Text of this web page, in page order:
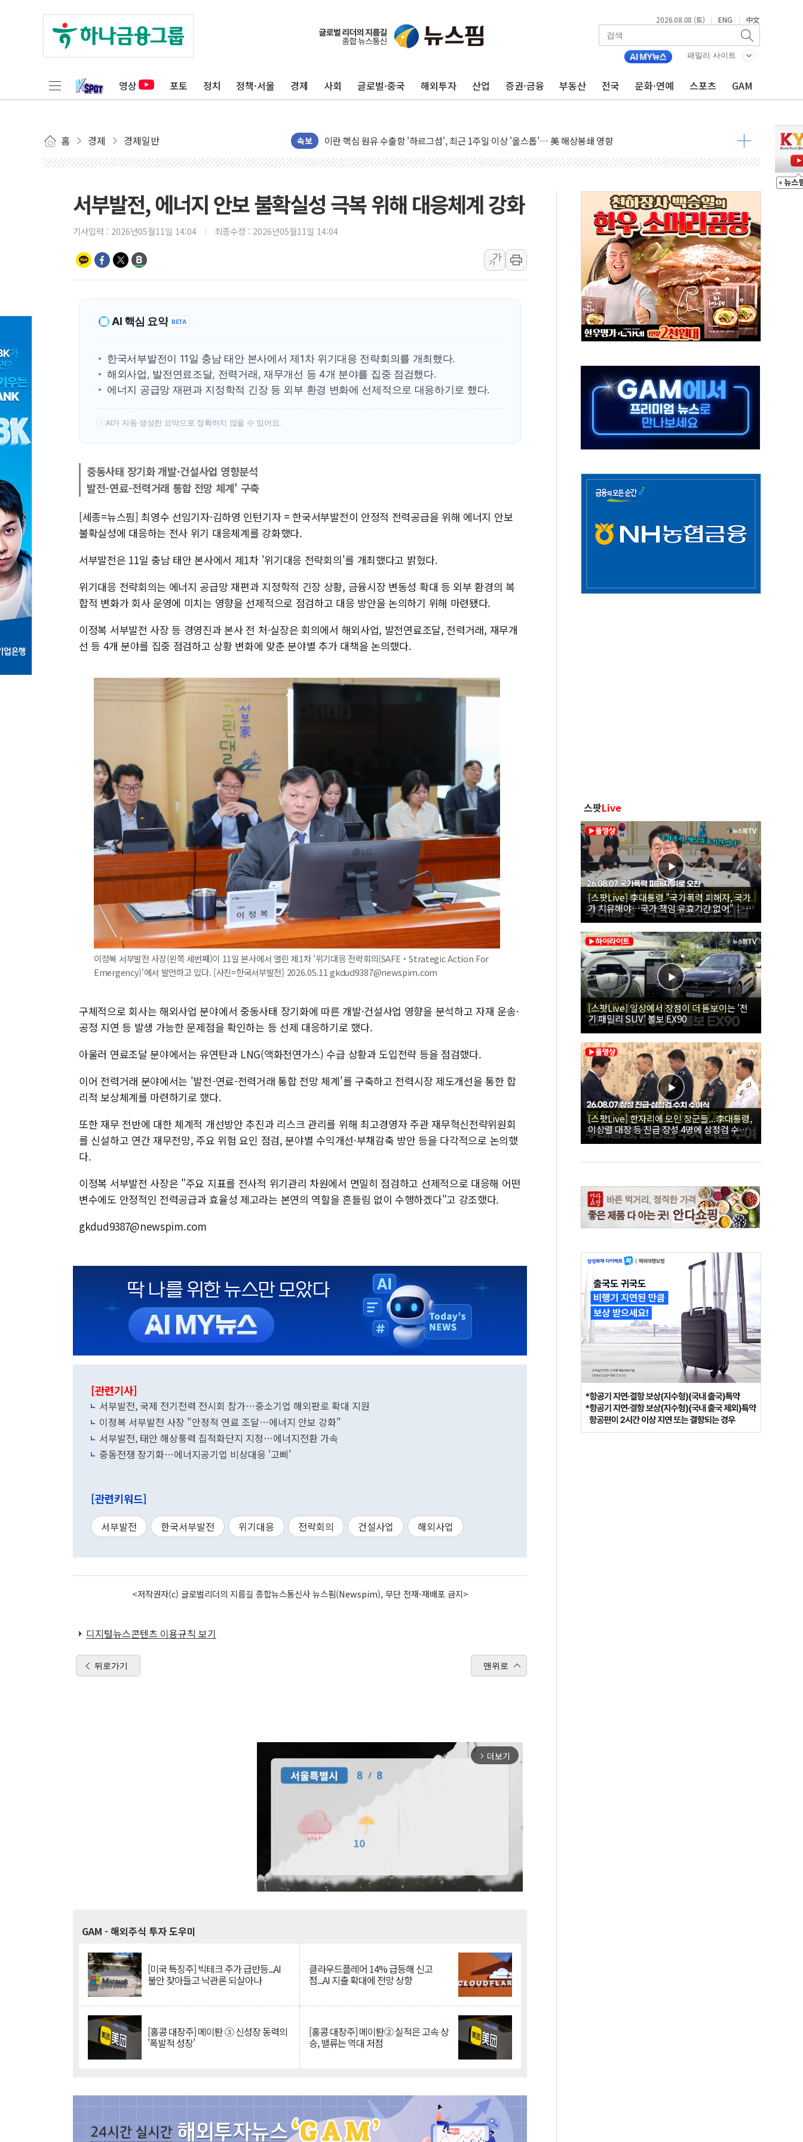
2026.08.08 (토) | ENG | 中文
패밀리 사이트
영상 포토 정치 정책·서울 경제 사회 글로벌·중국 해외투자 산업 증권·금융 부동산 전국 문화·연예 스포츠 GAM
홈 경제 경제일반 속보
유럽증시, 美 고용 예상 밖 부진에 연준 금리 인상 가능성 낮아지며 상승… STOXX 600 지수는 나흘 연속 최고치
미 연준 매파 기세 꺾이나…고용 감소에 9월 동결 전망 우세
트럼프, 백신·자폐증 행정명령 검토…"이르면 다음 주"
美 항소법원, 백악관 무도회장 공사 중단 명령…트럼프 제동
美 고용 쇼크에 엔화 장중 급등…시장은 "또 개입했나" 촉각
[AI MY 뉴스] 뉴욕 반도체주 프리뷰...美 고용 쇼크에 반도체주 '활짝'
[종합] 美 7월 고용 2만3000명 감소 '쇼크'…9월 금리 인상 기대 후퇴
[사진] 이슬람 수니파 3개국, 공동방위협정 체결
뉴욕증시 개장 전 특징주...아틀라시안·클라우드플레어·태양광주↑ VS 트레이드데스크·웬디스↓
보훈부, 미 DPAA와 MOU… "6·25 미군 실종자 7359명 끝까지 찾겠다"
트럼프 "금리 내려야"…파월 때와 달리 워시엔 톤 낮춰
특정 정치인 측근 포항시 정책특보 내정설...포항시 '시끌'
李 "해남 태양광, 대한민국 다음 100년 밑거름…수도권 집중 완화 전환점"
李 대통령, '6시간 마라톤 부동산 2차 회의' 주재… "전폭적 공급 확대·속도전 총력"
[사진] 빈살만과 에르도안의 만남
이란와이어 "이란 최고지도자 위독…곧 사망해도 놀랍지 않아"
서부발전, 에너지 안보 불확실성 극복 위해 대응체계 강화
기사입력 : 2026년05월11일 14:04 최종수정 : 2026년05월11일 14:04
가
가
AI 핵심 요약 BETA
한국서부발전이 11일 충남 태안 본사에서 제1차 위기대응 전략회의를 개최했다.
해외사업, 발전연료조달, 전력거래, 재무개선 등 4개 분야를 집중 점검했다.
에너지 공급망 재편과 지정학적 긴장 등 외부 환경 변화에 선제적으로 대응하기로 했다.
! AI가 자동 생성한 요약으로 정확하지 않을 수 있어요.
중동사태 장기화 개발·건설사업 영향분석
발전-연료-전력거래 통합 전망 체계' 구축
[세종=뉴스핌] 최영수 선임기자·김하영 인턴기자 = 한국서부발전이 안정적 전력공급을 위해 에너지 안보
불확실성에 대응하는 전사 위기 대응체계를 강화했다.
서부발전은 11일 충남 태안 본사에서 제1차 '위기대응 전략회의'를 개최했다고 밝혔다.
위기대응 전략회의는 에너지 공급망 재편과 지정학적 긴장 상황, 금융시장 변동성 확대 등 외부 환경의 복
합적 변화가 회사 운영에 미치는 영향을 선제적으로 점검하고 대응 방안을 논의하기 위해 마련됐다.
이정복 서부발전 사장 등 경영진과 본사 전 처·실장은 회의에서 해외사업, 발전연료조달, 전력거래, 재무개
선 등 4개 분야를 집중 점검하고 상황 변화에 맞춘 분야별 추가 대책을 논의했다.
이정복 서부발전 사장(왼쪽 세번째)이 11일 본사에서 열린 제1차 '위기대응 전략회의(SAFE‧Strategic Action For
Emergency)'에서 발언하고 있다. [사진=한국서부발전] 2026.05.11 gkdud9387@newspim.com
구체적으로 회사는 해외사업 분야에서 중동사태 장기화에 따른 개발·건설사업 영향을 분석하고 자재 운송·
공정 지연 등 발생 가능한 문제점을 확인하는 등 선제 대응하기로 했다.
아울러 연료조달 분야에서는 유연탄과 LNG(액화천연가스) 수급 상황과 도입전략 등을 점검했다.
이어 전력거래 분야에서는 '발전-연료-전력거래 통합 전망 체계'를 구축하고 전력시장 제도개선을 통한 합
리적 보상체계를 마련하기로 했다.
또한 재무 전반에 대한 체계적 개선방안 추진과 리스크 관리를 위해 최고경영자 주관 재무혁신전략위원회
를 신설하고 연간 재무전망, 주요 위험 요인 점검, 분야별 수익개선·부채감축 방안 등을 다각적으로 논의했
다.
이정복 서부발전 사장은 "주요 지표를 전사적 위기관리 차원에서 면밀히 점검하고 선제적으로 대응해 어떤
변수에도 안정적인 전력공급과 효율성 제고라는 본연의 역할을 흔들림 없이 수행하겠다"고 강조했다.
gkdud9387@newspim.com
[관련기사]
서부발전, 국제 전기전력 전시회 참가…중소기업 해외판로 확대 지원
이정복 서부발전 사장 "안정적 연료 조달…에너지 안보 강화"
서부발전, 태안 해상풍력 집적화단지 지정…에너지전환 가속
중동전쟁 장기화…에너지공기업 비상대응 '고삐'
[관련키워드]
서부발전 한국서부발전 위기대응 전략회의 건설사업 해외사업
<저작권자(c) 글로벌리더의 지름길 종합뉴스통신사 뉴스핌(Newspim), 무단 전재-재배포 금지>
디지털뉴스콘텐츠 이용규칙 보기
뒤로가기 맨위로
arrow_forward_ios 더보기
GAM - 해외주식 투자 도우미
[미국 특징주] 빅테크 주가 급반등...AI
불안 잦아들고 낙관론 되살아나
클라우드플레어 14% 급등해 신고
점...AI 지출 확대에 전망 상향
[홍콩 대장주] 메이퇀 ③ 신성장 동력의
'폭발적 성장'
[홍콩 대장주] 메이퇀② 실적은 고속 상
승, 밸류는 역대 저점
스팟Live
[스팟Live] 李대통령 "국가폭력 피해자, 국가
가 치유해야…국가 책임 유효기간 없어"｜
26.08.07 국가폭력 피해자 위로 오찬
[스팟Live] 일상에서 장점이 더 돋보이는 '전
기 패밀리 SUV' 볼보 EX90
[스팟Live] 한자리에 모인 장군들...李대통령,
이상렬 대장 등 진급 장성 4명에 삼정검 수치
직접 수여｜26.08.07 장성 진급·삼정검 수치